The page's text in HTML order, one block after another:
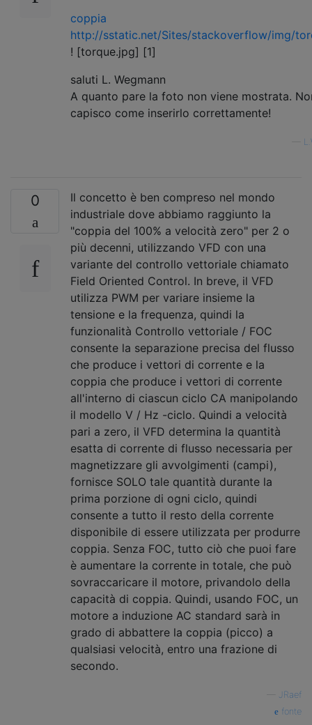
coppia
http://sstatic.net/Sites/stackoverflow/img/
! [torque.jpg] [1]
saluti L. Wegmann
A quanto pare la foto non viene mostrata.
capisco come inserirlo correttamente!
0
Il concetto è ben compreso nel mondo
industriale dove abbiamo raggiunto la
"coppia del 100% a velocità zero" per 2 o
più decenni, utilizzando VFD con una
variante del controllo vettoriale chiamato
Field Oriented Control. In breve, il VFD
utilizza PWM per variare insieme la
tensione e la frequenza, quindi la
funzionalità Controllo vettoriale / FOC
consente la separazione precisa del flusso
che produce i vettori di corrente e la
coppia che produce i vettori di corrente
all'interno di ciascun ciclo CA manipolando
il modello V / Hz -ciclo. Quindi a velocità
pari a zero, il VFD determina la quantità
esatta di corrente di flusso necessaria per
magnetizzare gli avvolgimenti (campi),
fornisce SOLO tale quantità durante la
prima porzione di ogni ciclo, quindi
consente a tutto il resto della corrente
disponibile di essere utilizzata per produrre
coppia. Senza FOC, tutto ciò che puoi fare
è aumentare la corrente in totale, che può
sovraccaricare il motore, privandolo della
capacità di coppia. Quindi, usando FOC, un
motore a induzione AC standard sarà in
grado di abbattere la coppia (picco) a
qualsiasi velocità, entro una frazione di
secondo.
JRaef
fonte